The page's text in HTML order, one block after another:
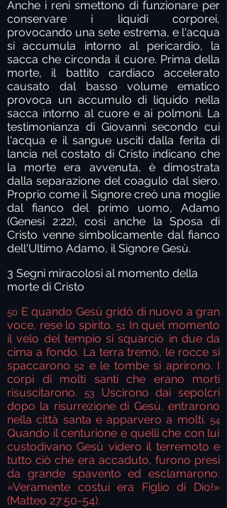
Anche i reni smettono di funzionare per
conservare i liquidi corporei,
provocando una sete estrema, e l'acqua
si accumula intorno al pericardio, la
sacca che circonda il cuore. Prima della
morte, il battito cardiaco accelerato
causato dal basso volume ematico
provoca un accumulo di liquido nella
sacca intorno al cuore e ai polmoni. La
testimonianza di Giovanni secondo cui
l'acqua e il sangue usciti dalla ferita di
lancia nel costato di Cristo indicano che
la morte era avvenuta, è dimostrata
dalla separazione del coagulo dal siero.
Proprio come il Signore creò una moglie
dal fianco del primo uomo, Adamo
(Genesi 2:22), così anche la Sposa di
Cristo venne simbolicamente dal fianco
dell'Ultimo Adamo, il Signore Gesù.
3 Segni miracolosi al momento della
morte di Cristo
50 E quando Gesù gridò di nuovo a gran
voce, rese lo spirito. 51In quel momento
il velo del tempio si squarciò in due da
cima a fondo. La terra tremò, le rocce si
spaccarono52 e le tombe si aprirono. I
corpi di molti santi che erano morti
risuscitarono.
53Uscirono dai sepolcri
dopo la risurrezione di Gesù, entrarono
nella città santa e apparvero a molti. 54
Quando il centurione e quelli che con lui
custodivano Gesù videro il terremoto e
tutto ciò che era accaduto, furono presi
da grande spavento ed esclamarono:
«Veramente costui era Figlio di Dio!»
(Matteo 27:50-54).